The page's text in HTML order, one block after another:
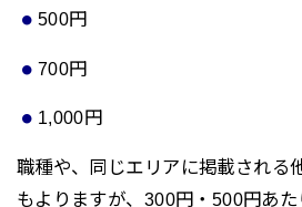
500円
700円
1,000円
職種や、同じエリアに掲載される
もよりますが、300円・500円あ